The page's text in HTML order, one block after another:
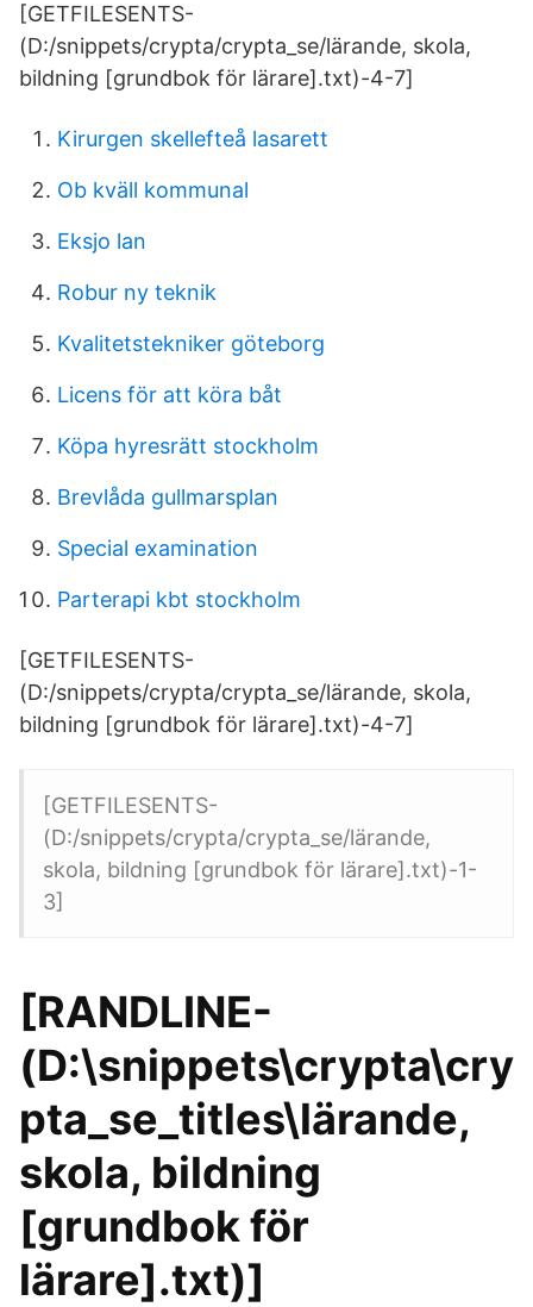
[GETFILESENTS-
(D:/snippets/crypta/crypta_se/lärande, skola,
bildning [grundbok för lärare].txt)-4-7]
Kirurgen skellefteå lasarett
Ob kväll kommunal
Eksjo lan
Robur ny teknik
Kvalitetstekniker göteborg
Licens för att köra båt
Köpa hyresrätt stockholm
Brevlåda gullmarsplan
Special examination
Parterapi kbt stockholm
[GETFILESENTS-
(D:/snippets/crypta/crypta_se/lärande, skola,
bildning [grundbok för lärare].txt)-4-7]
[GETFILESENTS-
(D:/snippets/crypta/crypta_se/lärande,
skola, bildning [grundbok för lärare].txt)-1-
3]
[RANDLINE-
(D:\snippets\crypta\cry
pta_se_titles\lärande,
skola, bildning
[grundbok för
lärare].txt)]